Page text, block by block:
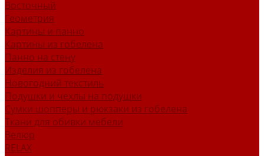
Восточный
Геометрия
Картины и панно
Картины из гобелена
Панно на стену
Изделия из гобелена
Новогодний текстиль
Подушки и чехлы на подушки
Сумки шопперы и рюкзаки из гобелена
Ткани для обивки мебели
Велюр
RELAX